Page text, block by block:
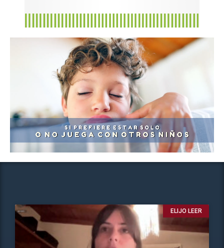
ELIJO LEER